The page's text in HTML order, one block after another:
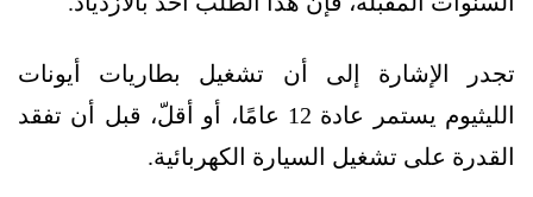
تجدر الإشارة إلى أن تشغيل بطاريات أيونات
الليثيوم يستمر عادة 12 عامًا، أو أقلّ، قبل أن تفقد
القدرة على تشغيل السيارة الكهربائية.